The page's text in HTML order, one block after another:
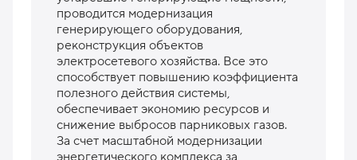
проводится модернизация
генерирующего оборудования,
реконструкция объектов
электросетевого хозяйства. Все это
способствует повышению коэффициента
полезного действия системы,
обеспечивает экономию ресурсов и
снижение выбросов парниковых газов.
За счет масштабной модернизации
энергетического комплекса за